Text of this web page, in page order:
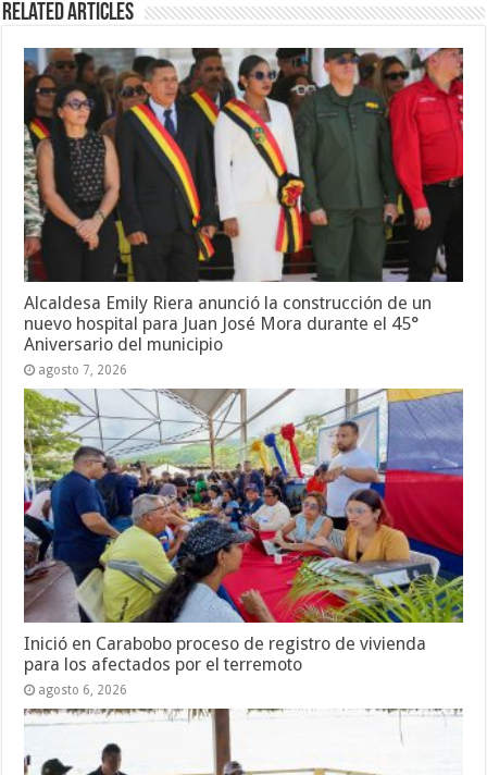
Related Articles
Alcaldesa Emily Riera anunció la construcción de un
nuevo hospital para Juan José Mora durante el 45°
Aniversario del municipio
agosto 7, 2026
Inició en Carabobo proceso de registro de vivienda
para los afectados por el terremoto
agosto 6, 2026